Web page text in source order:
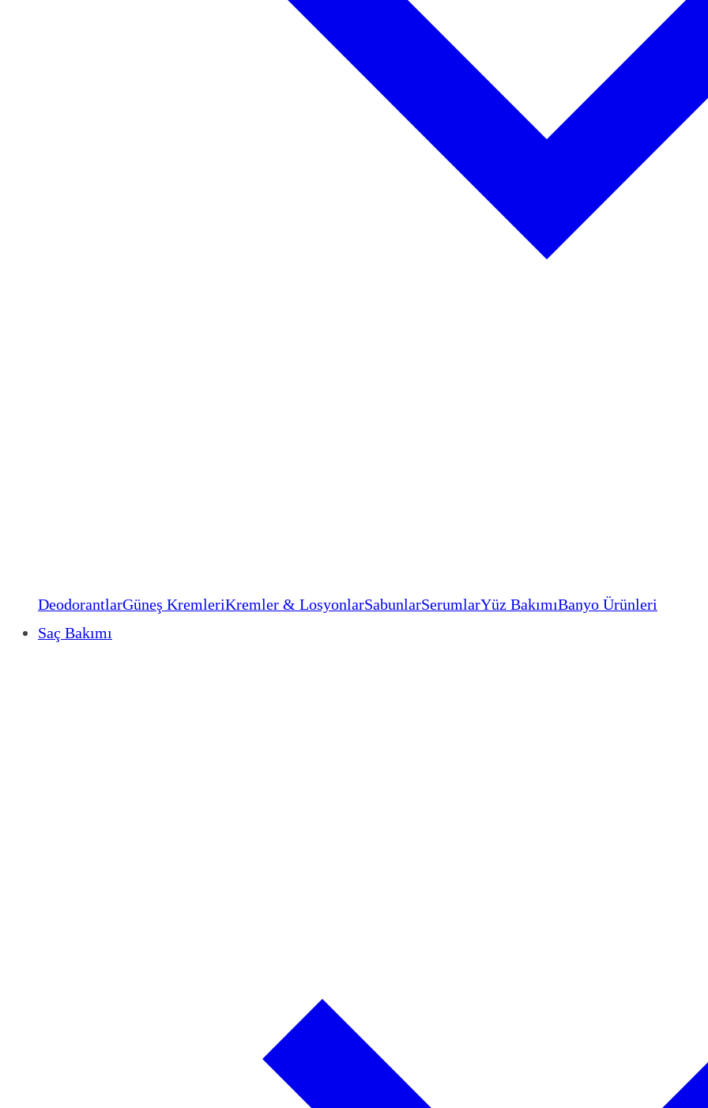
DeodorantlarGüneş KremleriKremler & LosyonlarSabunlarSerumlarYüz BakımıBanyo Ürünleri
Saç Bakımı